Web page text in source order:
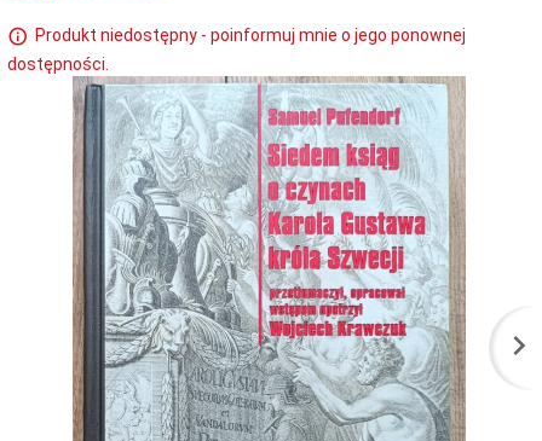
Produkt niedostępny - poinformuj mnie o jego ponownej
dostępności.